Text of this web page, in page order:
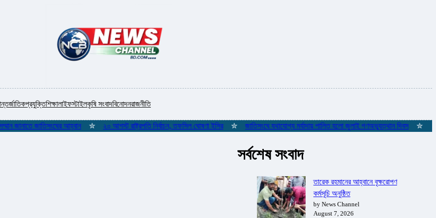
প্রযুক্তিশিক্ষালাইফস্টাইলকৃষি সংবাদবিনোদনরাজনীতি
জাতিসংঘের আহ্বান ✮ ২০ আগস্ট রাষ্ট্রপতি নির্বাচন, তফসিল ঘোষণা ইসির ✮ জাতিসংঘে যথাযোগ্য মর্যাদায় পালিত হলো জুলাই গণঅভ্যুত্থান দিবস ✮
সর্বশেষ সংবাদ
তারেক রহমানের আহ্বানে বৃক্ষরোপণ
কর্মসূচি অনুষ্ঠিত
by News Channel
August 7, 2026